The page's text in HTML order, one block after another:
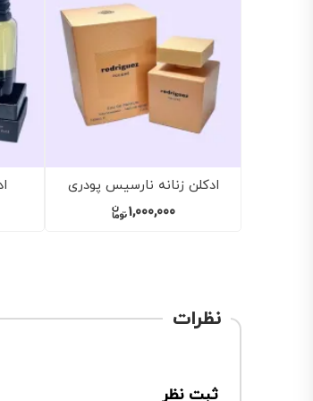
مردانه ثروت سیلور
ادکلن مردانه کرید اونتوس
نظرات
ثبت نظر